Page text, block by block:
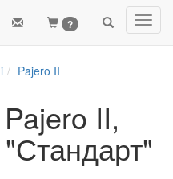
?
Pajero II
II,